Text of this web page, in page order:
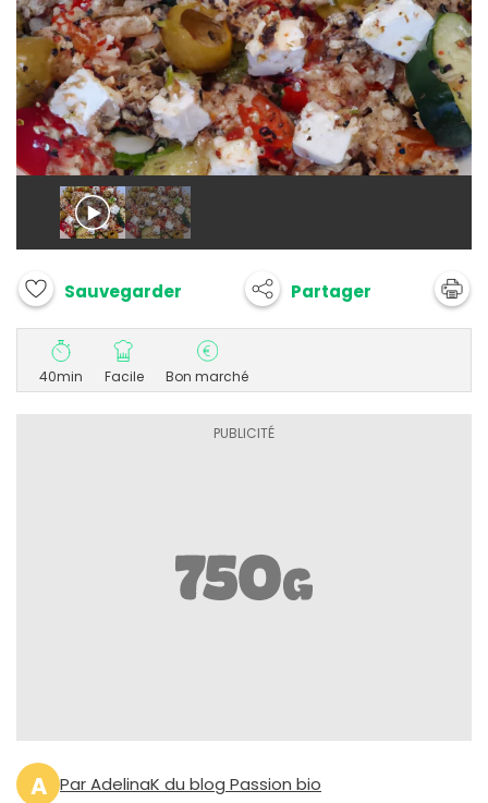
Sauvegarder Partager
40min Facile Bon marché
A Par AdelinaK du blog Passion bio